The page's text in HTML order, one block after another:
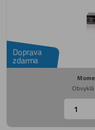
Doprava
zdarma